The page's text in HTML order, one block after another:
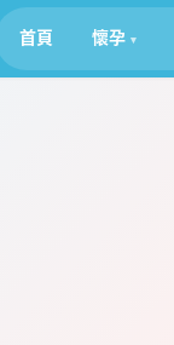
首頁 懷孕